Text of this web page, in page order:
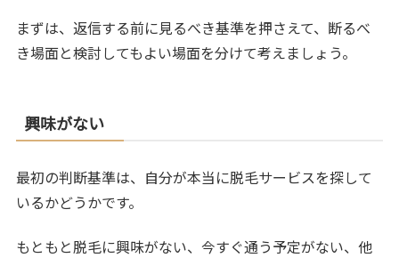
まずは、返信する前に見るべき基準を押さえて、断るべ
き場面と検討してもよい場面を分けて考えましょう。
興味がない
最初の判断基準は、自分が本当に脱毛サービスを探して
いるかどうかです。
もともと脱毛に興味がない、今すぐ通う予定がない、他